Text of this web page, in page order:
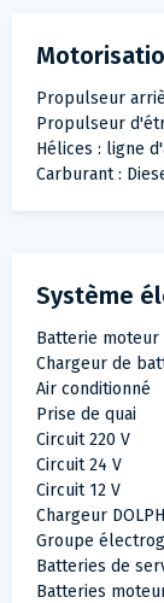
Propulseur
Propulseur
Hélices : ligne
Carburant :
Système
Batterie moteur
Chargeur de
Air conditionné
Prise de quai
Circuit 220 V
Circuit 24 V
Circuit 12 V
Chargeur
Groupe
Batteries de
Batteries